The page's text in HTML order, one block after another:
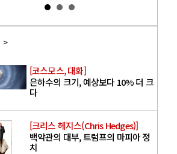
[코스모스, 대화]
은하수의 크기, 예상보다 10% 더 크
다
[크리스 헤지스(Chris Hedges)]
백악관의 대부, 트럼프의 마피아 정
치